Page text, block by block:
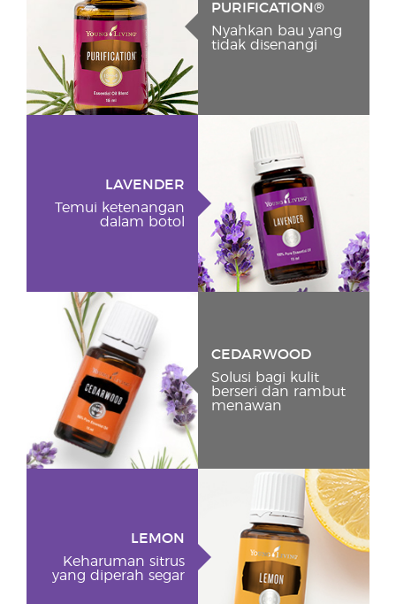
PURIFICATION®
Nyahkan bau yang
tidak disenangi
LAVENDER
Temui ketenangan
dalam botol
CEDARWOOD
Solusi bagi kulit
berseri dan rambut
menawan
LEMON
Keharuman sitrus
yang diperah segar